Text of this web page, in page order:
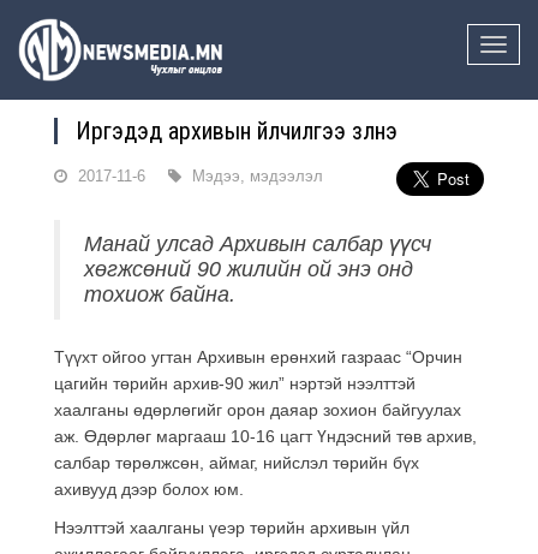
Toggle
Иргэдэд архивын үйлчилгээ үзүүлнэ
2017-11-6 Мэдээ, мэдээлэл
Манай улсад Архивын салбар үүсч
хөгжсөний 90 жилийн ой энэ онд
тохиож байна.
Түүхт ойгоо угтан Архивын ерөнхий газраас “Орчин
цагийн төрийн архив-90 жил” нэртэй нээлттэй
хаалганы өдөрлөгийг орон даяар зохион байгуулах
аж. Өдөрлөг маргааш 10-16 цагт Үндэсний төв архив,
салбар төрөлжсөн, аймаг, нийслэл төрийн бүх
ахивууд дээр болох юм.
Нээлттэй хаалганы үеэр төрийн архивын үйл